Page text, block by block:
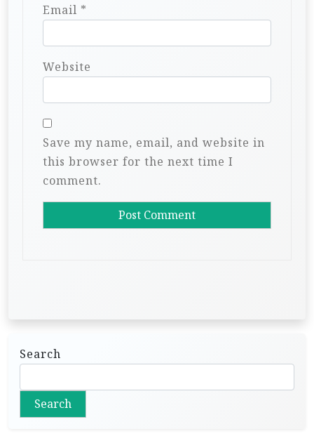
Email *
Website
Save my name, email, and website in
this browser for the next time I
comment.
Search
Search